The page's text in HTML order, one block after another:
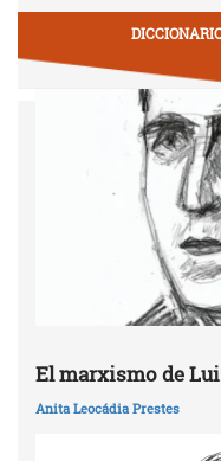
El marxismo de
Anita Leocádia Prestes